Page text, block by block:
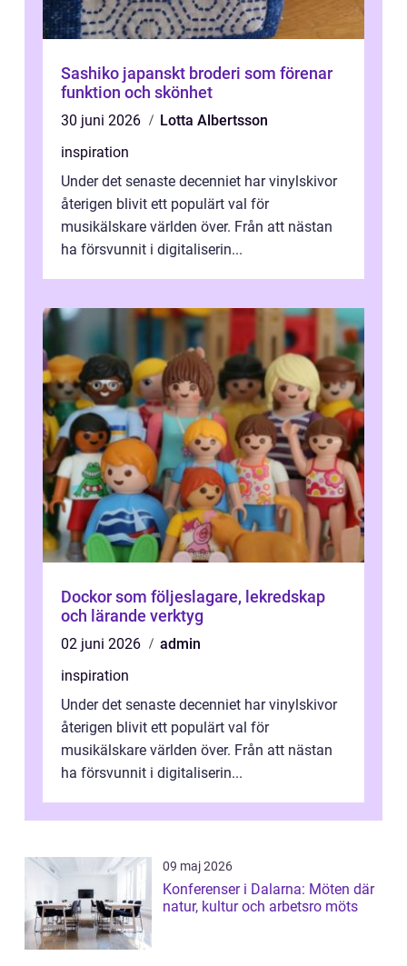
Sashiko japanskt broderi som förenar
funktion och skönhet
30 juni 2026
Lotta Albertsson
inspiration
Under det senaste decenniet har vinylskivor
återigen blivit ett populärt val för
musikälskare världen över. Från att nästan
ha försvunnit i digitaliserin...
Dockor som följeslagare, lekredskap
och lärande verktyg
02 juni 2026
admin
inspiration
Under det senaste decenniet har vinylskivor
återigen blivit ett populärt val för
musikälskare världen över. Från att nästan
ha försvunnit i digitaliserin...
09 maj 2026
Konferenser i Dalarna: Möten där
natur, kultur och arbetsro möts